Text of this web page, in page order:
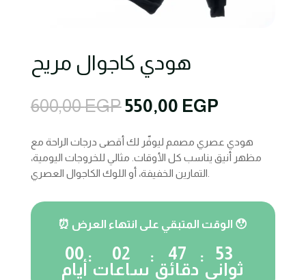
هودي كاجوال مريح
600,00EGPOriginal
price
was:
600,00 EGP.
550,00 EGPCurrent
is:
550,00
هودي عصري مصمم ليوفّر لك أقصى درجات الراحة مع
مظهر أنيق يناسب كل الأوقات. مثالي للخروجات اليومية،
⏰ الوقت المتبقي على انتهاء العرض 😯
00
أيام
:
02
ساعات
:
47
دقائق
:
53
ثواني